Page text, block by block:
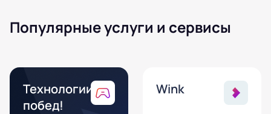
Популярные услуги и сервисы
Технологии
побед!
Wink